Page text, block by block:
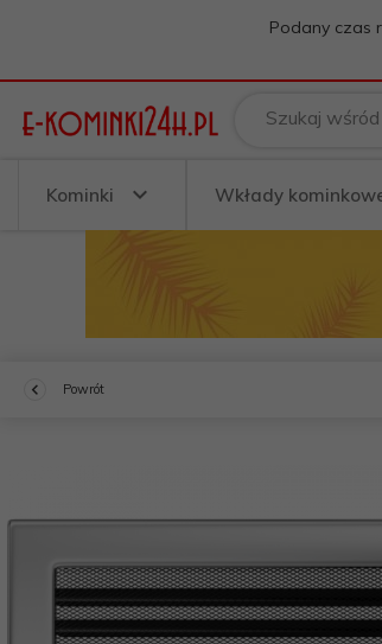
Podany czas
Szukaj
Kominki Wkłady
Powrót